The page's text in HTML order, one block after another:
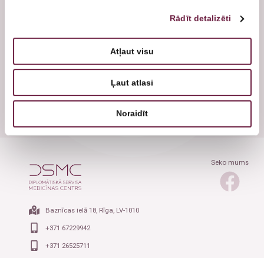
Rādīt detalizēti
Atļaut visu
Ļaut atlasi
Noraidīt
+371 67229942 +371 26525711
Seko mums
Baznīcas ielā 18, Rīga, LV-1010
+371 67229942
+371 26525711